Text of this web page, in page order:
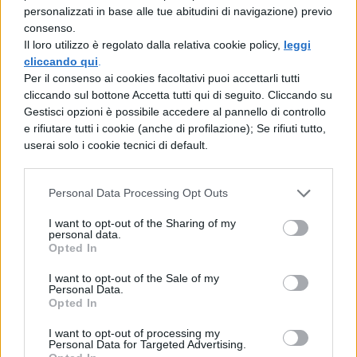
personalizzati in base alle tue abitudini di navigazione) previo
consenso.
Il loro utilizzo è regolato dalla relativa cookie policy, leggi
cliccando qui
Per il consenso ai cookies facoltativi puoi accettarli tutti
cliccando sul bottone Accetta tutti qui di seguito. Cliccando su
Gestisci opzioni è possibile accedere al pannello di controllo
e rifiutare tutti i cookie (anche di profilazione); Se rifiuti tutto,
userai solo i cookie tecnici di default.
Personal Data Processing Opt Outs
I want to opt-out of the Sharing of my
personal data.
Opted In
I want to opt-out of the Sale of my
Personal Data.
Opted In
I want to opt-out of processing my
Personal Data for Targeted Advertising.
ideali valori che non esistono. Questi
programmi sono insulti alla cultura, al
pudore e alla dignità umana perché si
basano sulla menzogna, creano
dipendenza televisiva e stimolano il
pubblico a imitare modelli di vita lontani
pieno di battute volgari, forme dialettali,
sproposito.
scambiata per bravura e furbizia, la
stupidità per una grandissima capacità di
far divertire. I reality vengono criticati da